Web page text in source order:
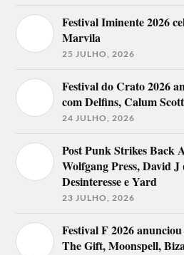
Festival Iminente 2026
Marvila
25 JULHO, 2026
Festival do Crato 2026
com Delfins, Calum
24 JULHO, 2026
Post Punk Strikes Back
Wolfgang Press, David
Desinteresse e Yard
23 JULHO, 2026
Festival F 2026
The Gift, Moonspell,